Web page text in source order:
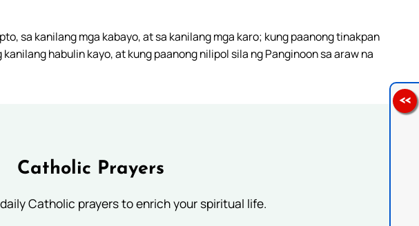
sa kanilang mga kabayo, at sa kanilang mga karo; kung paanong tinakpan
habulin kayo, at kung paanong nilipol sila ng Panginoon sa araw na
Catholic Prayers
Catholic prayers to enrich your spiritual life.
<<